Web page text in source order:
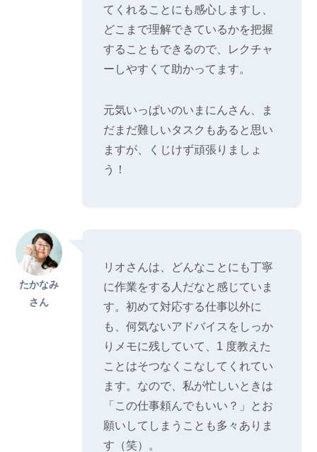
てくれることにも感心しますし、
どこまで理解できているかを把握
することもできるので、レクチャ
ーしやすくて助かってます。
元気いっぱいのいまにんさん、ま
だまだ難しいタスクもあると思い
ますが、くじけず頑張りましょ
う！
たかなみ
さん
リオさんは、どんなことにも丁寧
に作業をする人だなと感じていま
す。初めて対応する仕事以外に
も、何気ないアドバイスをしっか
りメモに残していて、1 度教えた
ことはそつなくこなしてくれてい
ます。なので、私が忙しいときは
「この仕事頼んでもいい？」とお
願いしてしまうことも多々ありま
す（笑）。